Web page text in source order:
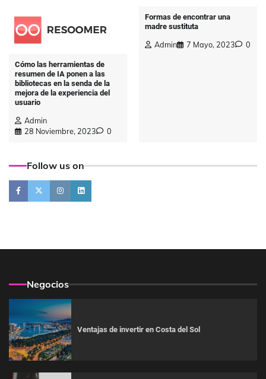
Cómo las herramientas de
resumen de IA ponen a las
bibliotecas en la senda de la
mejora de la experiencia del
usuario
Admin
28 Noviembre, 2023
0
Formas de encontrar una
madre sustituta
Admin 7 Mayo, 2023 0
Follow us on
Negocios
Ventajas de invertir en Costa del Sol